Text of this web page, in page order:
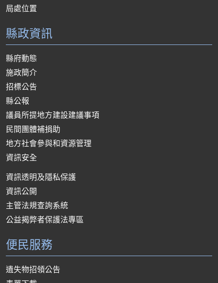
局處位置
縣政資訊
縣府動態
施政簡介
招標公告
縣公報
議員所提地方建設建議事項
民間團體補捐助
地方社會參與和資源管理
資訊安全
資訊透明及隱私保護
資訊公開
主管法規查詢系統
公益揭弊者保護法專區
便民服務
遺失物招領公告